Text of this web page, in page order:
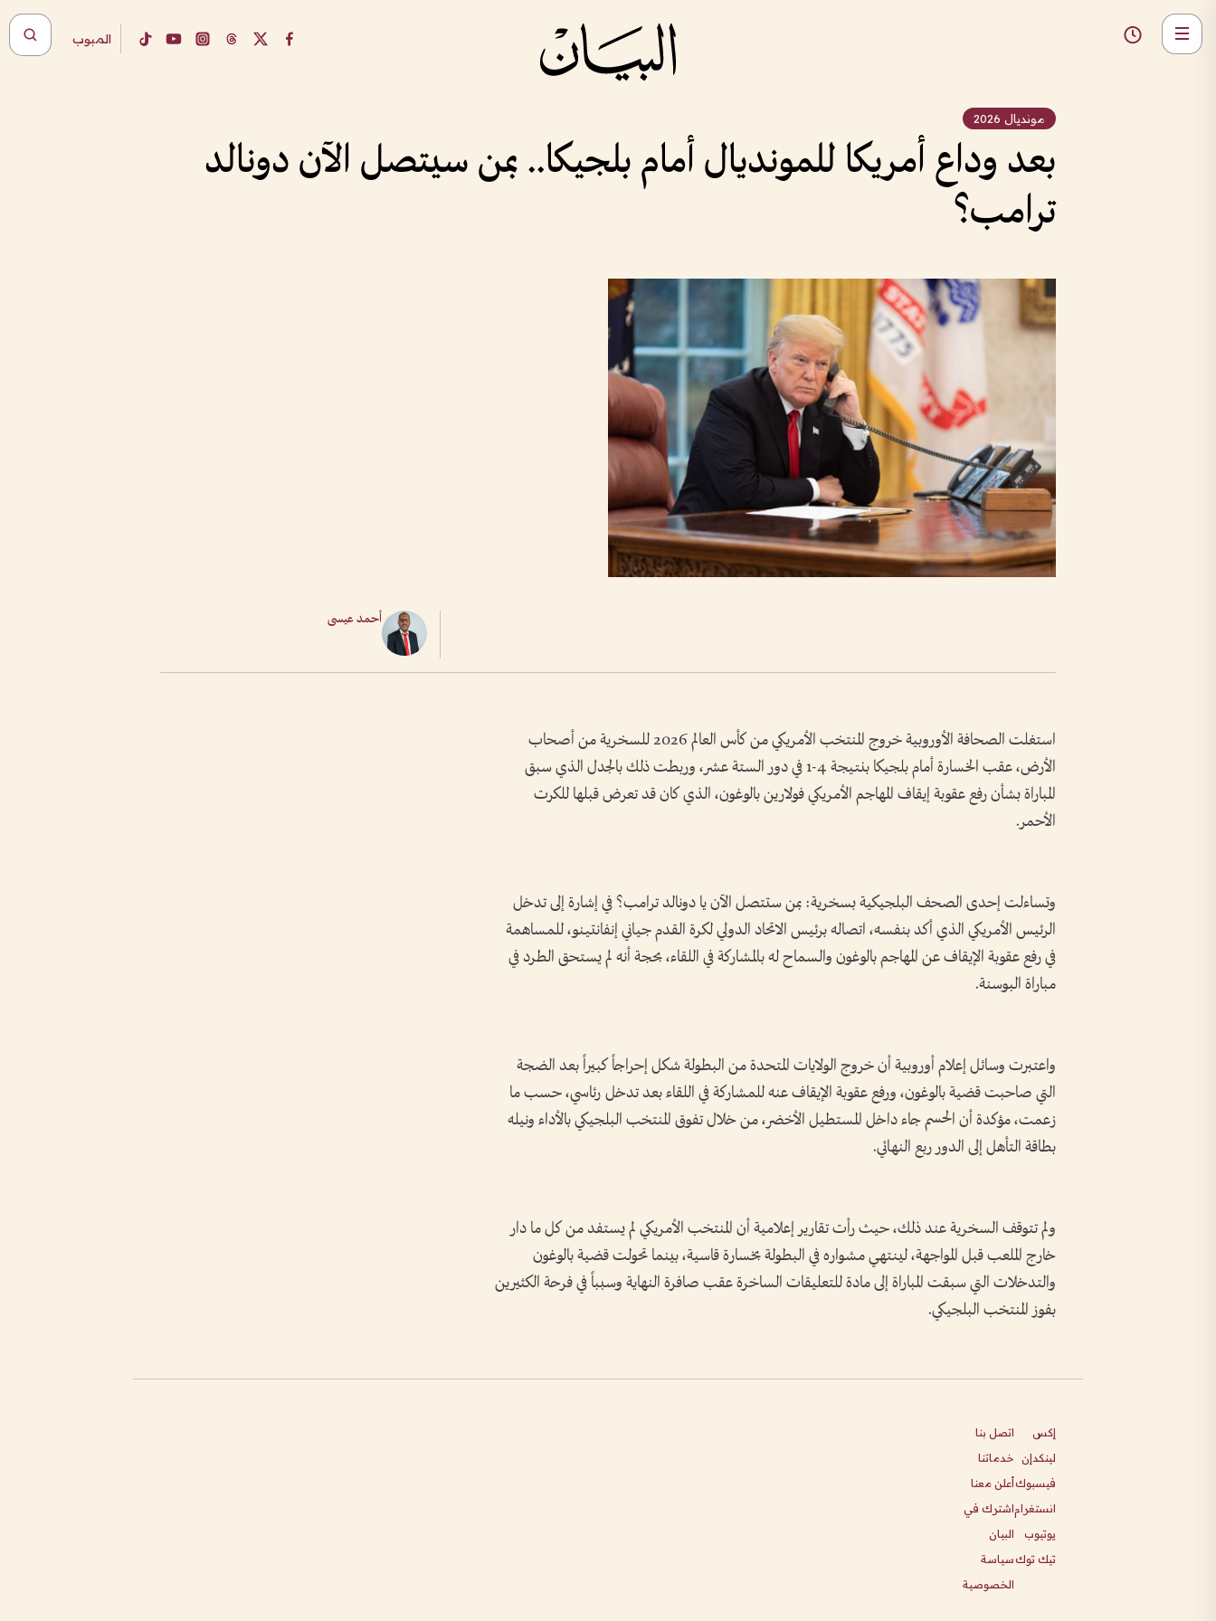
المبوب
مونديال 2026
بعد وداع أمريكا للمونديال أمام بلجيكا.. بمن سيتصل الآن دونالد
ترامب؟
أحمد عيسى
استغلت الصحافة الأوروبية خروج المنتخب الأمريكي من كأس العالم 2026 للسخرية من أصحاب
الأرض، عقب الخسارة أمام بلجيكا بنتيجة 4-1 في دور الستة عشر، وربطت ذلك بالجدل الذي سبق
المباراة بشأن رفع عقوبة إيقاف المهاجم الأمريكي فولارين بالوغون، الذي كان قد تعرض قبلها للكرت
الأحمر.
وتساءلت إحدى الصحف البلجيكية بسخرية: بمن ستتصل الآن يا دونالد ترامب؟ في إشارة إلى تدخل
الرئيس الأمريكي الذي أكد بنفسه، اتصاله برئيس الاتحاد الدولي لكرة القدم جياني إنفانتينو، للمساهمة
في رفع عقوبة الإيقاف عن المهاجم بالوغون والسماح له بالمشاركة في اللقاء، بحجة أنه لم يستحق الطرد في
مباراة البوسنة.
واعتبرت وسائل إعلام أوروبية أن خروج الولايات المتحدة من البطولة شكل إحراجاً كبيراً بعد الضجة
التي صاحبت قضية بالوغون، ورفع عقوبة الإيقاف عنه للمشاركة في اللقاء بعد تدخل رئاسي، حسب ما
زعمت، مؤكدة أن الحسم جاء داخل المستطيل الأخضر، من خلال تفوق المنتخب البلجيكي بالأداء ونيله
بطاقة التأهل إلى الدور ربع النهائي.
ولم تتوقف السخرية عند ذلك، حيث رأت تقارير إعلامية أن المنتخب الأمريكي لم يستفد من كل ما دار
خارج الملعب قبل المواجهة، لينتهي مشواره في البطولة بخسارة قاسية، بينما تحولت قضية بالوغون
والتدخلات التي سبقت المباراة إلى مادة للتعليقات الساخرة عقب صافرة النهاية وسبباً في فرحة الكثيرين
بفوز المنتخب البلجيكي.
إكس
لينكدإن
فيسبوك
انستغرام
يوتيوب
تيك توك
اتصل بنا
خدماتنا
أعلن معنا
اشترك في
البيان
سياسة
الخصوصية